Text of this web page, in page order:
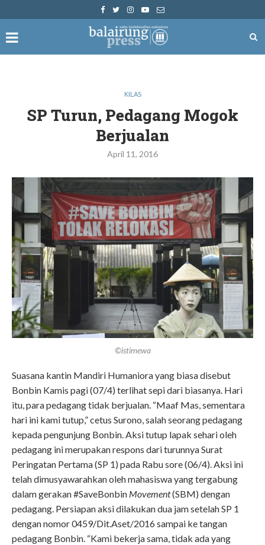
KILAS
SP Turun, Pedagang Mogok
Berjualan
April 11, 2016
©istimewa
Suasana kantin Mandiri Humaniora yang biasa disebut
Bonbin Kamis pagi (07/4) terlihat sepi dari biasanya. Hari
itu, para pedagang tidak berjualan. “Maaf Mas, sementara
hari ini kami tutup,” cetus Surono, salah seorang pedagang
kepada pengunjung Bonbin. Aksi tutup lapak sehari oleh
pedagang ini merupakan respons dari turunnya Surat
Peringatan Pertama (SP 1) pada Rabu sore (06/4). Aksi ini
telah dimusyawarahkan oleh mahasiswa yang tergabung
dalam gerakan #SaveBonbin Movement(SBM) dengan
pedagang. Persiapan aksi dilakukan dua jam setelah SP 1
dengan nomor 0459/Dit.Aset/2016 sampai ke tangan
pedagang Bonbin. “Kami bekerja sama, tidak ada yang